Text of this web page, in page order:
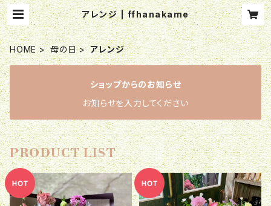
アレンジ | ffhanakame
HOME 母の日 アレンジ
ショップからのお知らせ
お知らせを入力してください
PRODUCT LIST